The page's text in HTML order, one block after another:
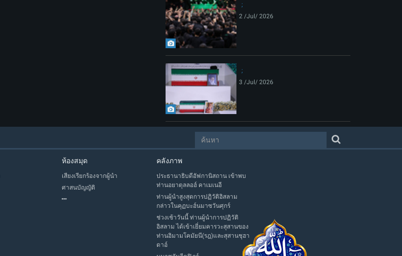
2 /Jul/ 2026
3 /Jul/ 2026
ห้องสมุด
เสียงเรียกร้องจากผู้นำ
ศาสนบัญญัติ
คลังภาพ
ประธานาธิบดีอัฟกานิสถาน เข้าพบ
ท่านอยาตุลลอฮ์ คาเมเนอี
ท่านผู้นำสูงสุดการปฏิวัติอิสลาม
กล่าวในคุฏบะฮ์นมาซวันศุกร์
ช่วงเช้าวันนี้ ท่านผู้นำการปฏิวัติ
อิสลาม ได้เข้าเยี่ยมคารวะสุสานของ
ท่านอิมามโคมัยนี(รฎ)และสุสานชุฮา
ดาอ์